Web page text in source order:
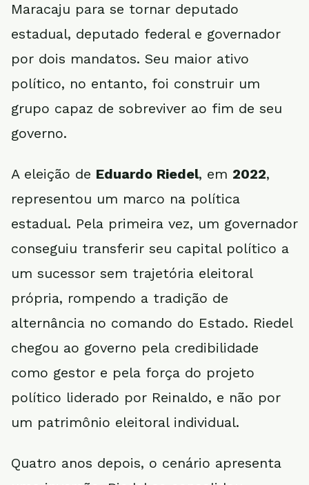
Maracaju para se tornar deputado
estadual, deputado federal e governador
por dois mandatos. Seu maior ativo
político, no entanto, foi construir um
grupo capaz de sobreviver ao fim de seu
governo.
A eleição de Eduardo Riedel, em 2022,
representou um marco na política
estadual. Pela primeira vez, um governador
conseguiu transferir seu capital político a
um sucessor sem trajetória eleitoral
própria, rompendo a tradição de
alternância no comando do Estado. Riedel
chegou ao governo pela credibilidade
como gestor e pela força do projeto
político liderado por Reinaldo, e não por
um patrimônio eleitoral individual.
Quatro anos depois, o cenário apresenta